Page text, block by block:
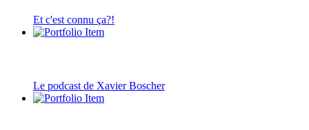
Et c'est connu ça?!
Le podcast de Xavier Boscher